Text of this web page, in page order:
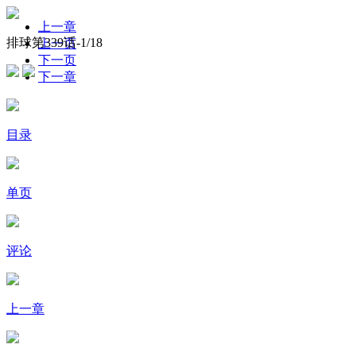
排球第339话-1/18
上一章
上一页
下一页
下一章
目录
单页
评论
上一章